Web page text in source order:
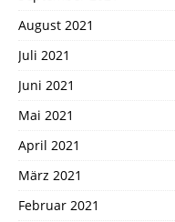
August 2021
Juli 2021
Juni 2021
Mai 2021
April 2021
März 2021
Februar 2021